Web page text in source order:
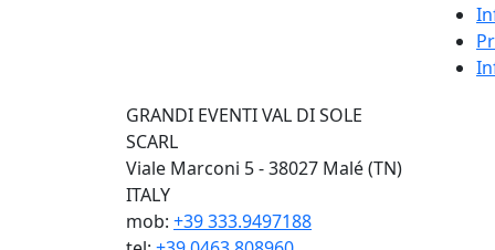
GRANDI EVENTI VAL DI SOLE
SCARL
Viale Marconi 5 - 38027 Malé (TN)
ITALY
mob: +39 333.9497188